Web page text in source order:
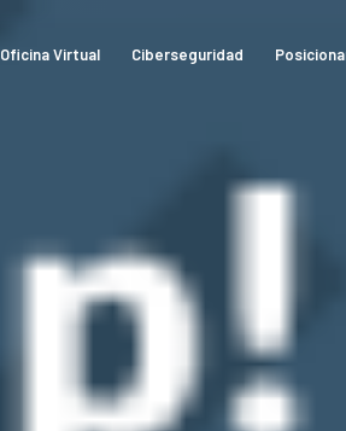
Oficina Virtual Ciberseguridad